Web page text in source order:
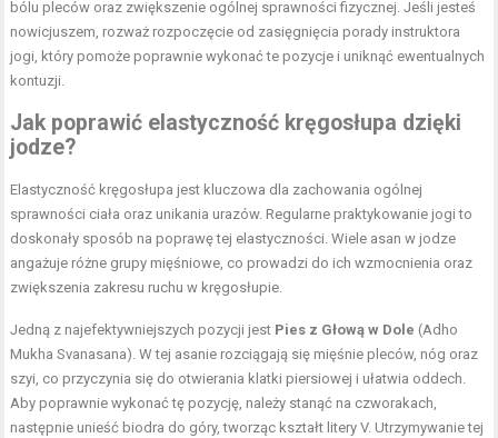
bólu pleców oraz zwiększenie ogólnej sprawności fizycznej. Jeśli jesteś
nowicjuszem, rozważ rozpoczęcie od zasięgnięcia porady instruktora
jogi, który pomoże poprawnie wykonać te pozycje i uniknąć ewentualnych
kontuzji.
Jak poprawić elastyczność kręgosłupa dzięki
jodze?
Elastyczność kręgosłupa jest kluczowa dla zachowania ogólnej
sprawności ciała oraz unikania urazów. Regularne praktykowanie jogi to
doskonały sposób na poprawę tej elastyczności. Wiele asan w jodze
angażuje różne grupy mięśniowe, co prowadzi do ich wzmocnienia oraz
zwiększenia zakresu ruchu w kręgosłupie.
Jedną z najefektywniejszych pozycji jest Pies z Głową w Dole (Adho
Mukha Svanasana). W tej asanie rozciągają się mięśnie pleców, nóg oraz
szyi, co przyczynia się do otwierania klatki piersiowej i ułatwia oddech.
Aby poprawnie wykonać tę pozycję, należy stanąć na czworakach,
następnie unieść biodra do góry, tworząc kształt litery V. Utrzymywanie tej